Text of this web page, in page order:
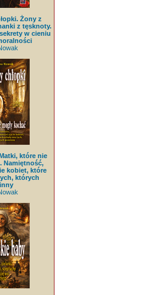
Żony z
z tęsknoty.
w cieniu
które nie
Namiętność,
kobiet, które
których